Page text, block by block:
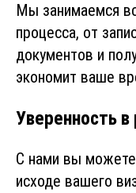
Мы занимаемся
процесса, от
документов и
экономит ваше
Уверенность в
С нами вы
исходе вашего